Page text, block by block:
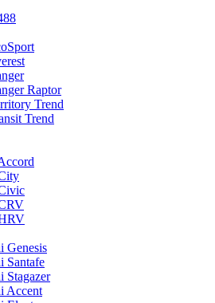
Raptor
Trend
Trend
Genesis
Santafe
Stagazer
Accent